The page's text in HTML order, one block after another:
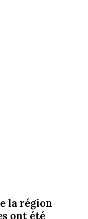
la région
ont été